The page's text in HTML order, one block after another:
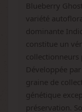
Blueberry
variété
dominante
constitue un
collectionneurs
Développée
graine de
génétique
préservation.